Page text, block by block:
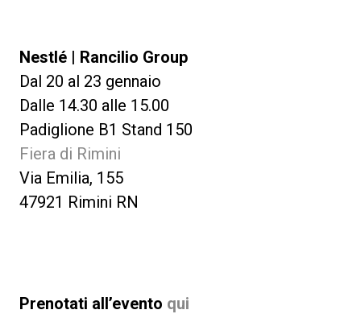
Nestlé | Rancilio Group
Dal 20 al 23 gennaio
Dalle 14.30 alle 15.00
Padiglione B1 Stand 150
Fiera di Rimini
Via Emilia, 155
47921 Rimini RN
Prenotati all’evento qui